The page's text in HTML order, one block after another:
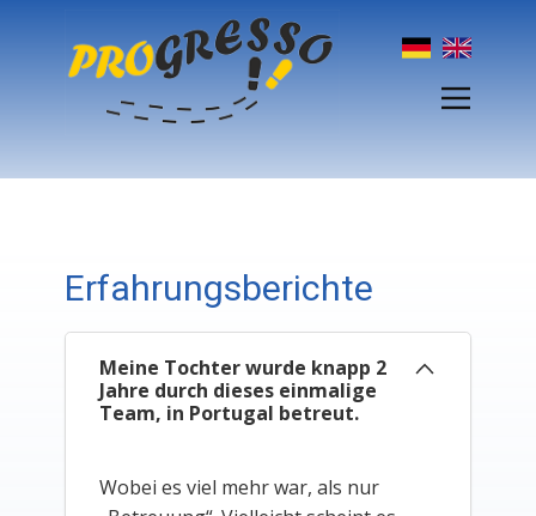
Erfahrungsberichte
Meine Tochter wurde knapp 2
Jahre durch dieses einmalige
Team, in Portugal betreut.
Wobei es viel mehr war, als nur